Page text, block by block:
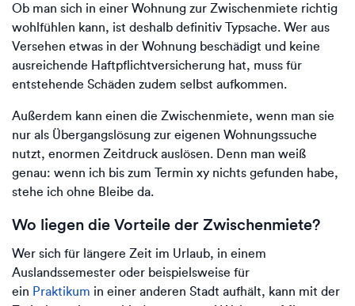
Ob man sich in einer Wohnung zur Zwischenmiete richtig
wohlfühlen kann, ist deshalb definitiv Typsache. Wer aus
Versehen etwas in der Wohnung beschädigt und keine
ausreichende Haftpflichtversicherung hat, muss für
entstehende Schäden zudem selbst aufkommen.
Außerdem kann einen die Zwischenmiete, wenn man sie
nur als Übergangslösung zur eigenen Wohnungssuche
nutzt, enormen Zeitdruck auslösen. Denn man weiß
genau: wenn ich bis zum Termin xy nichts gefunden habe,
stehe ich ohne Bleibe da.
Wo liegen die Vorteile der Zwischenmiete?
Wer sich für längere Zeit im Urlaub, in einem
Auslandssemester oder beispielsweise für
ein Praktikum in einer anderen Stadt aufhält, kann mit der